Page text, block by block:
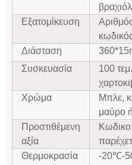
Εξατομίκευση
Διάσταση
Συσκευασία
100
Χρώμα
Μπλε,
μαύρο
Προστιθέμενη
αξία
Θερμοκρασία
-20℃-